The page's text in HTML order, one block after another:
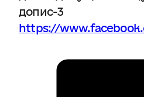
допис-3
https://